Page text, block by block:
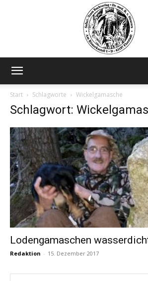
Start
Schlagworte Wickelgamasche
Schlagwort:
Lodengamaschen
Redaktion - 15. Dezember 2017